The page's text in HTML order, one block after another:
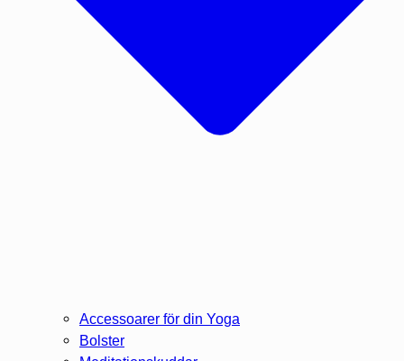
Accessoarer för din Yoga
Bolster